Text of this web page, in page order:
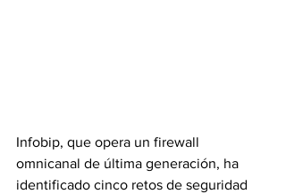
Infobip, que opera un firewall
omnicanal de última generación, ha
identificado cinco retos de seguridad